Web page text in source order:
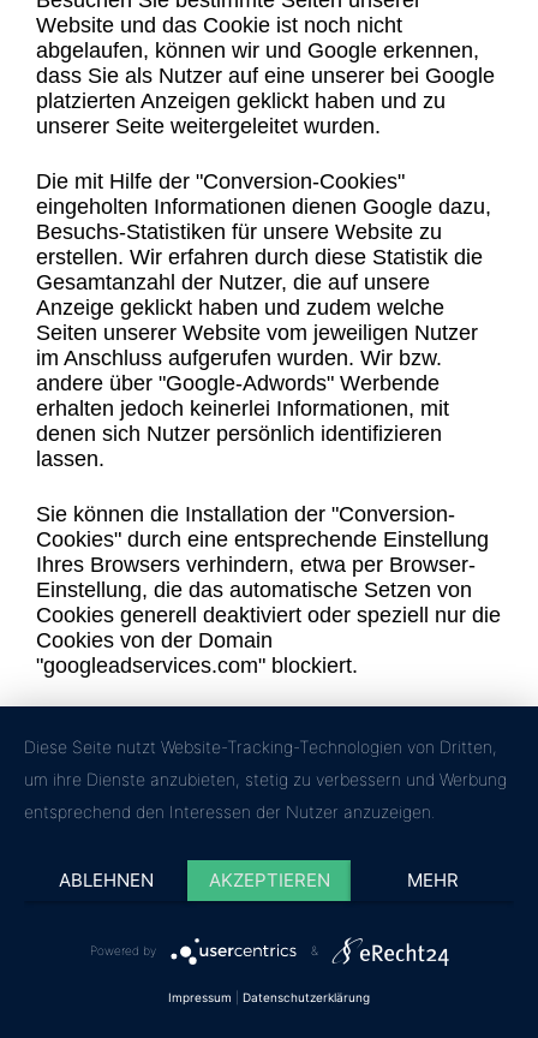
Website und das Cookie ist noch nicht
abgelaufen, können wir und Google erkennen,
dass Sie als Nutzer auf eine unserer bei Google
platzierten Anzeigen geklickt haben und zu
unserer Seite weitergeleitet wurden.
Die mit Hilfe der "Conversion-Cookies"
eingeholten Informationen dienen Google dazu,
Besuchs-Statistiken für unsere Website zu
erstellen. Wir erfahren durch diese Statistik die
Gesamtanzahl der Nutzer, die auf unsere
Anzeige geklickt haben und zudem welche
Seiten unserer Website vom jeweiligen Nutzer
im Anschluss aufgerufen wurden. Wir bzw.
andere über "Google-Adwords" Werbende
erhalten jedoch keinerlei Informationen, mit
denen sich Nutzer persönlich identifizieren
lassen.
Sie können die Installation der "Conversion-
Cookies" durch eine entsprechende Einstellung
Ihres Browsers verhindern, etwa per Browser-
Einstellung, die das automatische Setzen von
Cookies generell deaktiviert oder speziell nur die
Cookies von der Domain
"googleadservices.com" blockiert.
Google erhalten Sie unter nachfolgendem Link:
https://services.google.com/sitestats/de.html
Sie können sich aufgrund des
Erhebung, Verarbeitung oder Nutzung Ihrer
personenbezogenen Daten und deren
Berichtigung, Sperrung, Löschung oder einem
Diese Seite nutzt Website-Tracking-Technologien von Dritten,
um ihre Dienste anzubieten, stetig zu verbessern und Werbung
entsprechend den Interessen der Nutzer anzuzeigen.
ABLEHNEN AKZEPTIEREN MEHR
Powered by &
Impressum Datenschutzerklärung